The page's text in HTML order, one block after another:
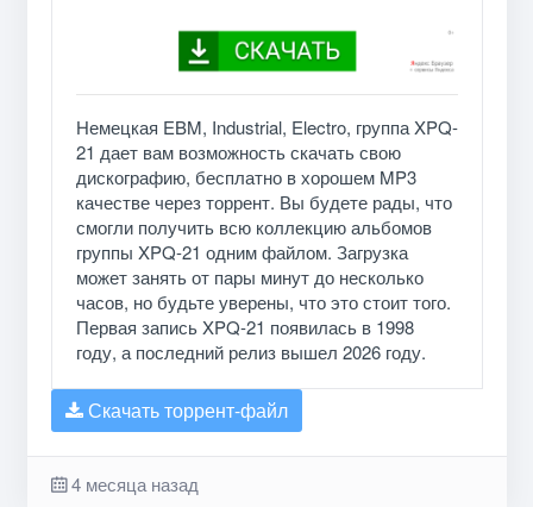
Немецкая EBM, Industrial, Electro, группа XPQ-
21 дает вам возможность скачать свою
дискографию, бесплатно в хорошем MP3
качестве через торрент. Вы будете рады, что
смогли получить всю коллекцию альбомов
группы XPQ-21 одним файлом. Загрузка
может занять от пары минут до несколько
часов, но будьте уверены, что это стоит того.
Первая запись XPQ-21 появилась в 1998
году, а последний релиз вышел 2026 году.
Скачать торрент-файл
4 месяца назад